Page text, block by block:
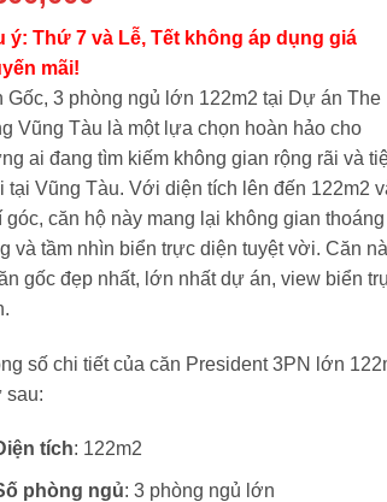
vnđ/
hiện
tại
2,300,000 vnđ/
đêm.
ý: Thứ 7 và Lễ, Tết không áp dụng giá
mãi!
Gốc, 3 phòng ngủ lớn 122m2 tại Dự án The
Vũng Tàu là một lựa chọn hoàn hảo cho
ai đang tìm kiếm không gian rộng rãi và
tại Vũng Tàu. Với diện tích lên đến 122m2
góc, căn hộ này mang lại không gian thoáng
và tầm nhìn biển trực diện tuyệt vời. Căn
gốc đẹp nhất, lớn nhất dự án, view biển
số chi tiết của căn President 3PN lớn
sau:
tích: 122m2
phòng ngủ: 3 phòng ngủ lớn